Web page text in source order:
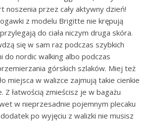
noszenia przez cały aktywny dzień!
z modelu Brigitte nie krępują
do ciała niczym druga skóra.
się w sam raz podczas szybkich
do nordic walking albo podczas
górskich szlaków. Miej też
miejsca w walizce zajmują takie cienkie
łatwością zmieścisz je w bagażu
w nieprzesadnie pojemnym plecaku
po wyjęciu z walizki nie musisz